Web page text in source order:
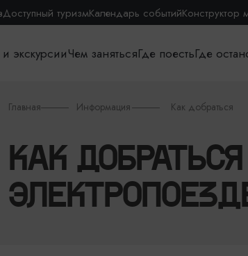
Доступный туризмКалендарь событийКонструктор
экскурсииЧем занятьсяГде поестьГде
Главная Информация Как добраться
КАК